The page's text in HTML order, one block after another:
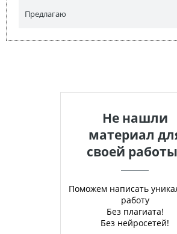
Предлагаю
Не нашли
материал
своей
Поможем написать
работу
Без плагиата!
Без нейросетей!